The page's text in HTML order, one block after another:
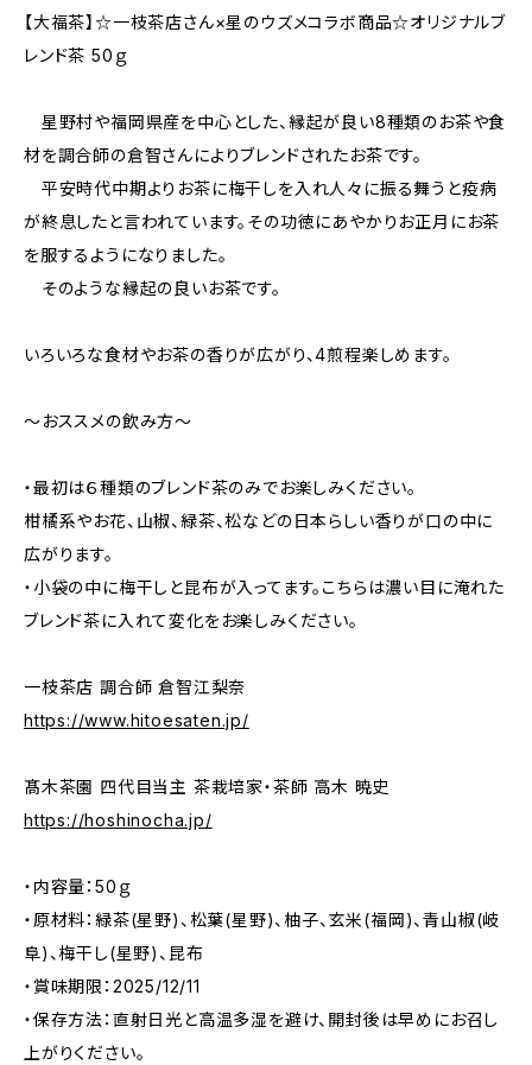
【大福茶】☆一枝茶店さん×星のウズメコラボ商品☆オリジナルブ
レンド茶 50ｇ
星野村や福岡県産を中心とした、縁起が良い8種類のお茶や食
材を調合師の倉智さんによりブレンドされたお茶です。
平安時代中期よりお茶に梅干しを入れ人々に振る舞うと疫病
が終息したと言われています。その功徳にあやかりお正月にお茶
を服するようになりました。
そのような縁起の良いお茶です。
いろいろな食材やお茶の香りが広がり、4煎程楽しめます。
～おススメの飲み方～
・最初は６種類のブレンド茶のみでお楽しみください。
柑橘系やお花、山椒、緑茶、松などの日本らしい香りが口の中に
広がります。
・小袋の中に梅干しと昆布が入ってます。こちらは濃い目に淹れた
ブレンド茶に入れて変化をお楽しみください。
一枝茶店 調合師 倉智江梨奈
https://www.hitoesaten.jp/
髙木茶園 四代目当主 茶栽培家・茶師 高木 暁史
https://hoshinocha.jp/
・内容量：50ｇ
・原材料：緑茶(星野)、松葉(星野)、柚子、玄米(福岡)、青山椒(岐
阜)、梅干し(星野)、昆布
・賞味期限：2025/12/11
・保存方法：直射日光と高温多湿を避け、開封後は早めにお召し
上がりください。